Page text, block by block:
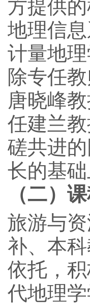
方提供
地理信
计量地
除专任
唐晓峰
任建兰
磋共进
长的基
（二）
旅游与
补、本
依托，
代地理